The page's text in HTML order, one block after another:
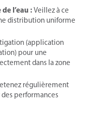
l’eau :Veillez à ce
distribution uniforme
(application
pour une
dans la zone
régulièrement
performances